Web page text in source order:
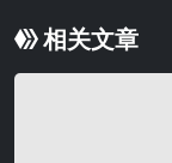
相关文章